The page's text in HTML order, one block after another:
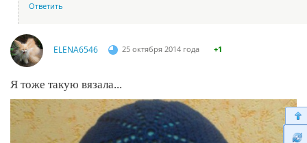
Ответить
ELENA6546 25 октября 2014 года +1
Я тоже такую вязала...